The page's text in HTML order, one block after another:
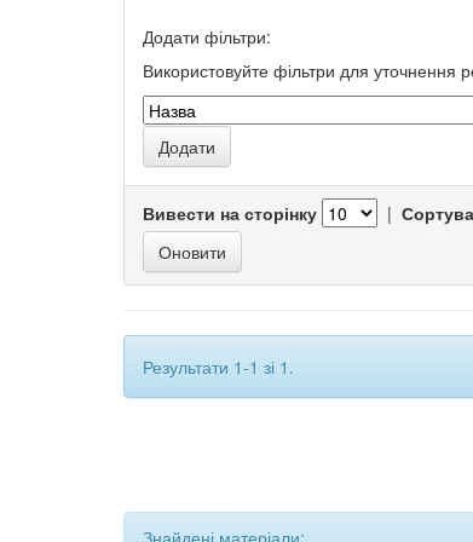
Додати фільтри:
Використовуйте фільтри для уточнення
Вивести на сторінку |
Результати 1-1 зі 1.
Знайдені матеріали: